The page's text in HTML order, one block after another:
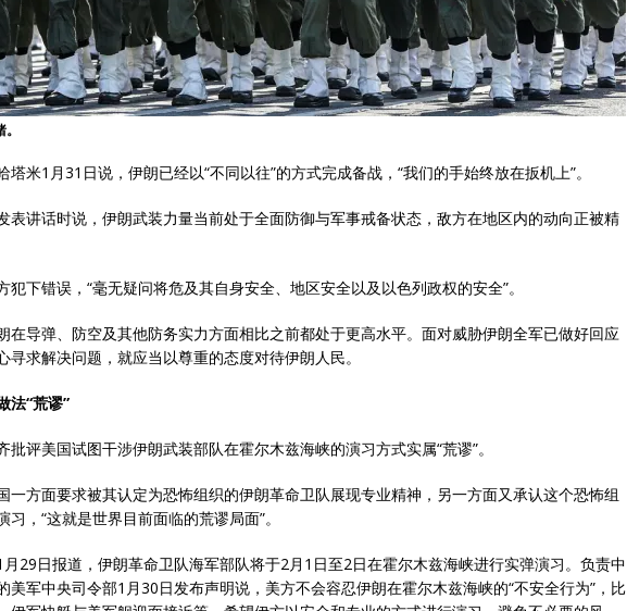
塔米1月31日说，伊朗已经以“不同以往”的方式完成备战，“我们的手始终放在扳机上”。
表讲话时说，伊朗武装力量当前处于全面防御与军事戒备状态，敌方在地区内的动向正被精
犯下错误，“毫无疑问将危及其自身安全、地区安全以及以色列政权的安全”。
在导弹、防空及其他防务实力方面相比之前都处于更高水平。面对威胁伊朗全军已做好回应
寻求解决问题，就应当以尊重的态度对待伊朗人民。
法“荒谬”
批评美国试图干涉伊朗武装部队在霍尔木兹海峡的演习方式实属“荒谬”。
一方面要求被其认定为恐怖组织的伊朗革命卫队展现专业精神，另一方面又承认这个恐怖组
习，“这就是世界目前面临的荒谬局面”。
29日报道，伊朗革命卫队海军部队将于2月1日至2日在霍尔木兹海峡进行实弹演习。负责中
美军中央司令部1月30日发布声明说，美方不会容忍伊朗在霍尔木兹海峡的“不安全行为”，比